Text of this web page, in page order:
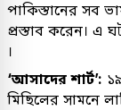
পাকিস্তানের সব
প্রস্তাব করেন। এ
।
‘আসাদের শার্ট’:
মিছিলের সামনে